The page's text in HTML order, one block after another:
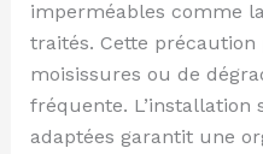
imperméables comme
traités. Cette précaution
moisissures ou de
fréquente. L’installation
adaptées garantit une